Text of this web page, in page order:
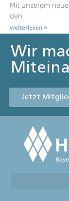
Mit unserem
den
weiterlesen »
Wir
Jetzt